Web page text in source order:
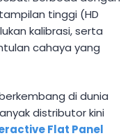
tinggi (HD
kalibrasi, serta
cahaya yang
di dunia
distributor kini
Flat Panel